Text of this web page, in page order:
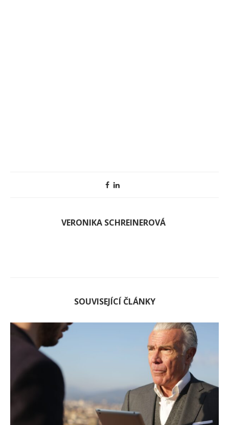
VERONIKA SCHREINEROVÁ
SOUVISEJÍCÍ ČLÁNKY